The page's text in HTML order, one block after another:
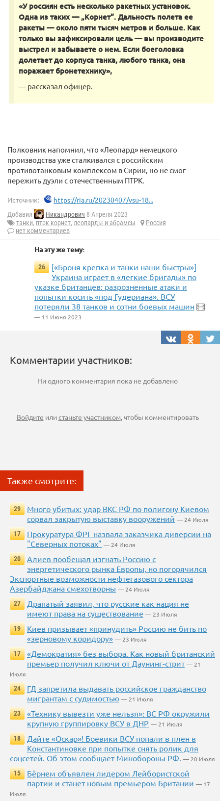
«У россиян есть несколько ракетных установок.
Одна из таких — „Корнет“. Дальность полета ее
ракеты — около пяти тысяч метров и больше. Как
только вы зафиксировали цель — вы производите
выстрел и забываете о нем. Если боеголовка
долетает до корпуса танка, любого танка, она
поражает бронетехнику»,
— рассказал офицер.
Полковник напомнил, что «Леопард» немецкого
производства уже сталкивался с российским
противотанковым комплексом в Сирии, но не смог
пережить дуэли с отечественным ПТРК.
Источник: https://ria.ru/20230407/vsu-18...
Добавил Никандрович 8 Апреля 2023
танки, птрк корнет, леопарды и абрамсы
Россия
нет комментариев
На эту же тему:
26
[«Броня крепка и танки наши быстры»]
Украина играет в «легкие бригады» по
указке британцев: разрозненные атаки и
попытки косить «под Гудериана». ВСУ
потеряли 38 танков и сотни боевых машин
— 11 Июня 2023
Комментарии участников:
Ни одного комментария пока не добавлено
Войдите илистаньте участником, чтобы комментировать
Также смотрите:
29
Много убитых: удар ВКС РФ по полигону Киевом
сорвал закрытую выставку вооружений — 24 Июля
17
Прокуратура ФРГ назвала заказчика диверсии на
"Северных потоках" — 24 Июля
20
Алиев пообещал изгнать Россию с
энергетического рынка Европы, но погорячился
Экспортные возможности нефтегазового сектора
Азербайджана смехотворны — 24 Июля
27
Драпатый заявил, что русские как нация не
имеют права на существование — 23 Июля
19
Киев призывает «принудить» Россию не бить по
«зерновому коридору» — 23 Июля
17
«Демократия» без выбора. Как новый британский
премьер получил ключи от Даунинг-стрит — 21
Июля
24
ГД запретила выдавать российское гражданство
мигрантам с судимостью — 21 Июля
23
«Технику вывезти уже нельзя»: ВС РФ окружили
крупную группировку ВСУ в ДНР — 21 Июля
18
Дайте «Оскар»! Боевики ВСУ попали в плен в
Константиновке при попытке снять ролик для
соцсетей. Об этом сообщает Минобороны РФ. — 20 Июля
15
Бёрнем объявлен лидером Лейбористской
партии и станет новым премьером Британии — 17
Июля